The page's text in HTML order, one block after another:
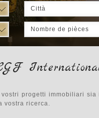
Città
Nombre de pièces
progetti immobiliari
vostra ricerca.